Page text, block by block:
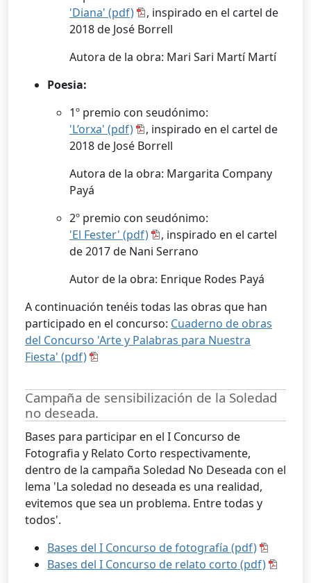
'Diana' (pdf)
, inspirado en el cartel de
2018 de José Borrell
Autora de la obra: Mari Sari Martí Martí
Poesia:
1º premio con seudónimo:
'L’orxa' (pdf)
, inspirado en el cartel de
2018 de José Borrell
Autora de la obra: Margarita Company
Payá
2º premio con seudónimo:
'El Fester' (pdf)
, inspirado en el cartel
de 2017 de Nani Serrano
Autor de la obra: Enrique Rodes Payá
A continuación tenéis todas las obras que han
participado en el concurso: Cuaderno de obras
del Concurso 'Arte y Palabras para Nuestra
Fiesta' (pdf)
Campaña de sensibilización de la Soledad
no deseada.
Bases para participar en el I Concurso de
Fotografia y Relato Corto respectivamente,
dentro de la campaña Soledad No Deseada con el
lema 'La soledad no deseada es una realidad,
evitemos que sea un problema. Entre todas y
todos'.
Bases del I Concurso de fotografía (pdf)
Bases del I Concurso de relato corto (pdf)